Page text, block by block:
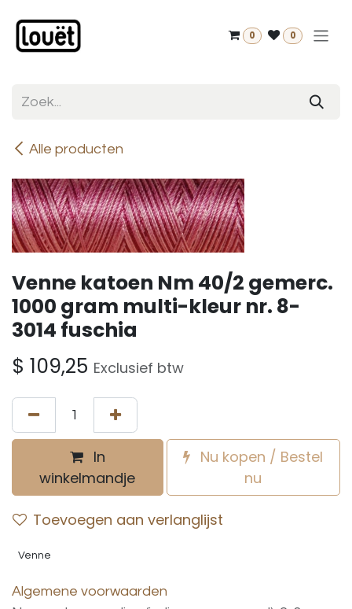
0 0
Alle producten
Venne katoen Nm 40/2 gemerc.
1000 gram multi-kleur nr. 8-
3014 fuschia
$ 109,25 Exclusief btw
In
winkelmandje
Nu kopen / Bestel
nu
Toevoegen aan verlanglijst
Venne
Algemene voorwaarden